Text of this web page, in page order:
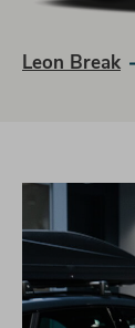
Leon Break